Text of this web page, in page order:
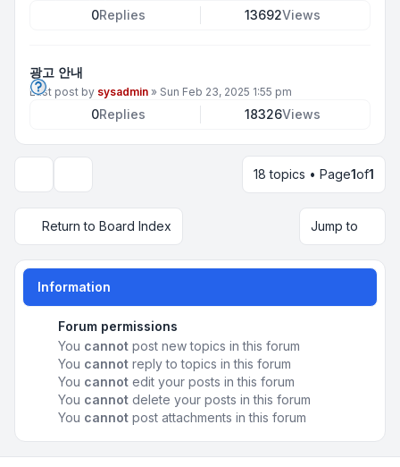
0Replies 13692Views
광고 안내
Last post by sysadmin » Sun Feb 23, 2025 1:55 pm
0Replies 18326Views
18 topics • Page1of1
Return to Board Index Jump to
Information
Forum permissions
You cannot post new topics in this forum
You cannot reply to topics in this forum
You cannot edit your posts in this forum
You cannot delete your posts in this forum
You cannot post attachments in this forum